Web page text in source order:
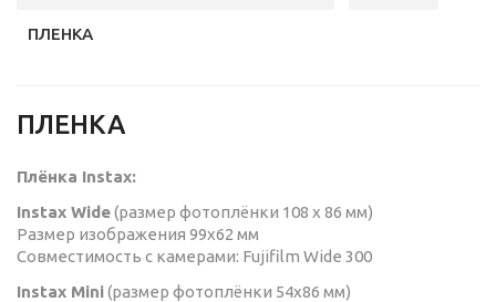
ПЛЕНКА
ПЛЕНКА
Плёнка Instax:
Instax Wide(размер фотоплёнки 108 x 86 мм)
Размер изображения 99x62 мм
Совместимость с камерами: Fujifilm Wide 300
Instax Mini(размер фотоплёнки 54x86 мм)